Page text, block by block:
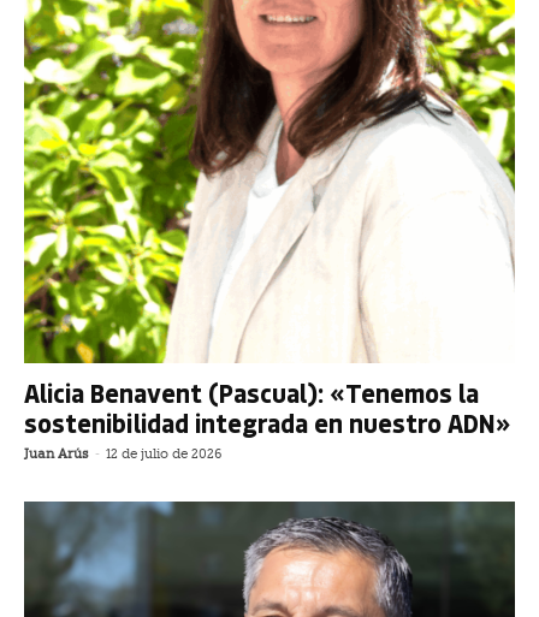
Alicia Benavent (Pascual): «Tenemos la
sostenibilidad integrada en nuestro ADN»
Juan Arús - 12 de julio de 2026